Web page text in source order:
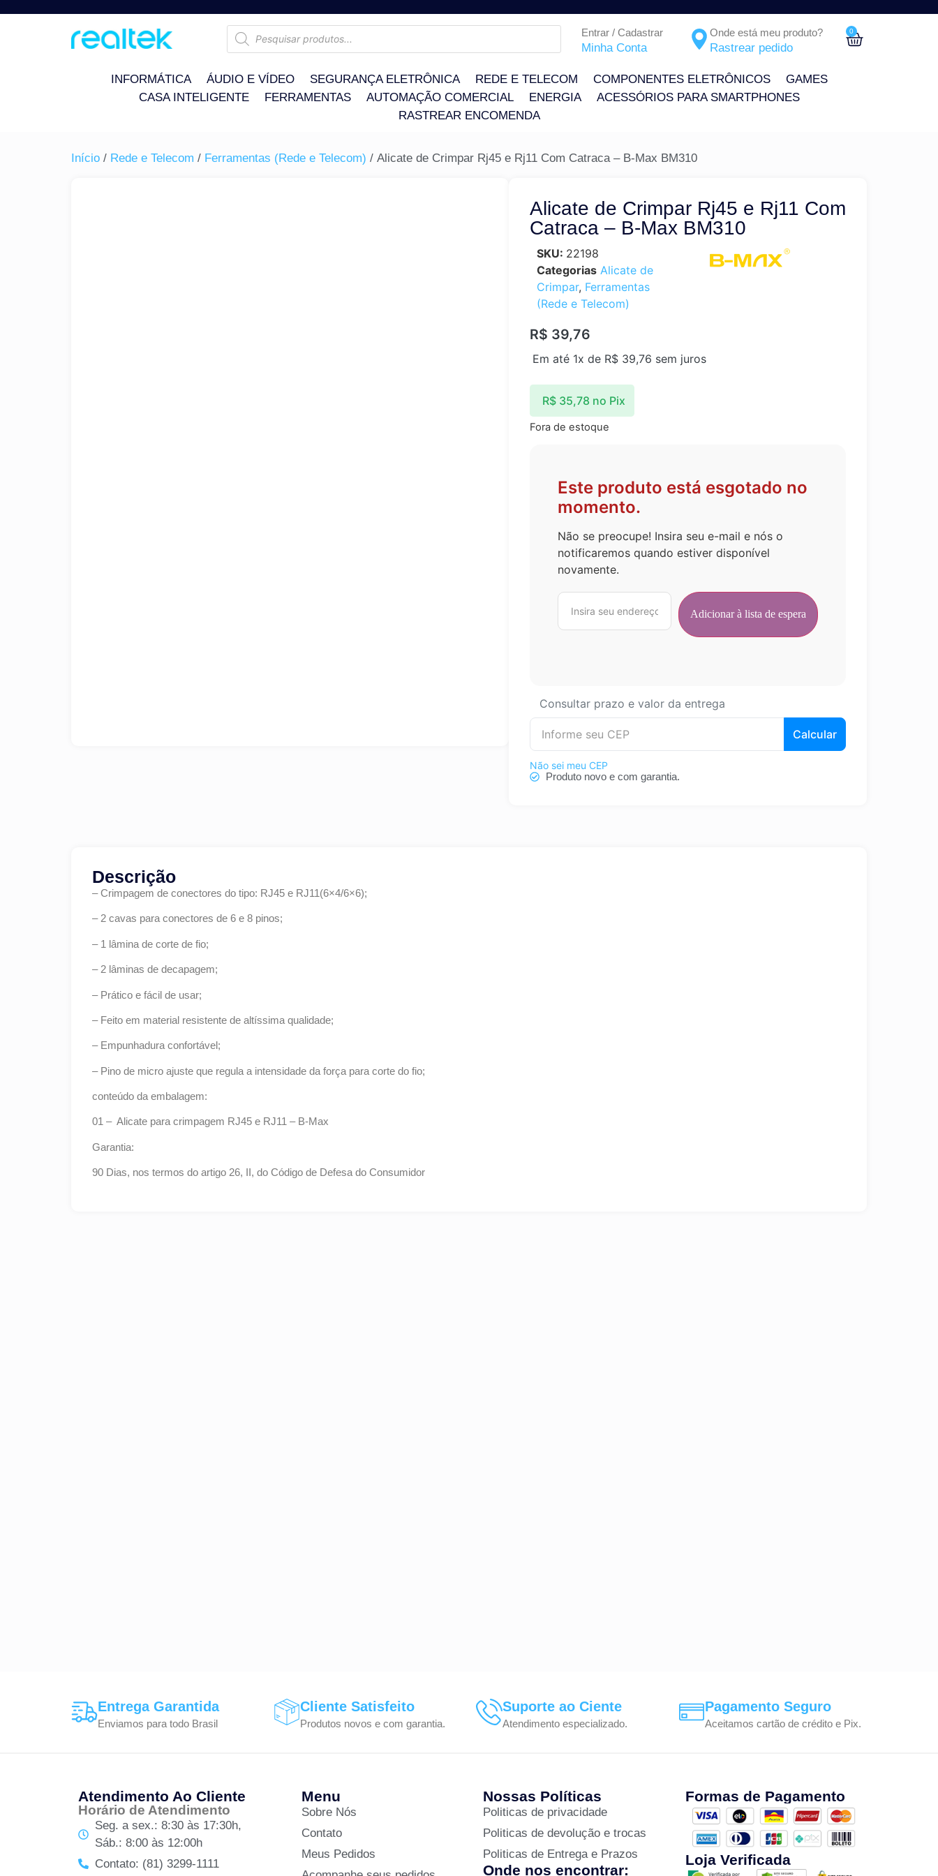
Entrar / Cadastrar
Minha Conta
Onde está meu produto?
Rastrear pedido
0
INFORMÁTICA ÁUDIO E VÍDEO SEGURANÇA ELETRÔNICA REDE E TELECOM COMPONENTES ELETRÔNICOS
GAMES
CASA INTELIGENTE
FERRAMENTAS AUTOMAÇÃO COMERCIAL ENERGIA
ACESSÓRIOS PARA SMARTPHONES
RASTREAR ENCOMENDA
Início / Rede e Telecom / Ferramentas (Rede e Telecom) / Alicate de Crimpar Rj45 e Rj11 Com Catraca – B-Max BM310
Alicate de Crimpar Rj45 e Rj11 Com
Catraca – B-Max BM310
SKU: 22198
Categorias Alicate de
Crimpar, Ferramentas
(Rede e Telecom)
R$ 39,76
Em até 1x de R$ 39,76 sem juros
R$35,78 no Pix
Fora de estoque
Este produto está esgotado no
momento.
Não se preocupe! Insira seu e-mail e nós o
notificaremos quando estiver disponível
novamente.
Consultar prazo e valor da entrega
Calcular
Não sei meu CEP
Produto novo e com garantia.
Descrição
– Crimpagem de conectores do tipo: RJ45 e RJ11(6×4/6×6);
– 2 cavas para conectores de 6 e 8 pinos;
– 1 lâmina de corte de fio;
– 2 lâminas de decapagem;
– Prático e fácil de usar;
– Feito em material resistente de altíssima qualidade;
– Empunhadura confortável;
– Pino de micro ajuste que regula a intensidade da força para corte do fio;
conteúdo da embalagem:
01 – Alicate para crimpagem RJ45 e RJ11 – B-Max
Garantia:
90 Dias, nos termos do artigo 26, II, do Código de Defesa do Consumidor
Entrega Garantida
Enviamos para todo Brasil
Cliente Satisfeito
Produtos novos e com garantia.
Suporte ao Ciente
Atendimento especializado.
Pagamento Seguro
Aceitamos cartão de crédito e Pix.
Atendimento Ao Cliente
Horário de Atendimento
Seg. a sex.: 8:30 às 17:30h,
Sáb.: 8:00 às 12:00h
Contato: (81) 3299-1111
Menu
Sobre Nós
Contato
Meus Pedidos
Nossas Políticas
Politicas de privacidade
Politicas de devolução e trocas
Politicas de Entrega e Prazos
Onde nos encontrar:
Formas de Pagamento
Loja Verificada